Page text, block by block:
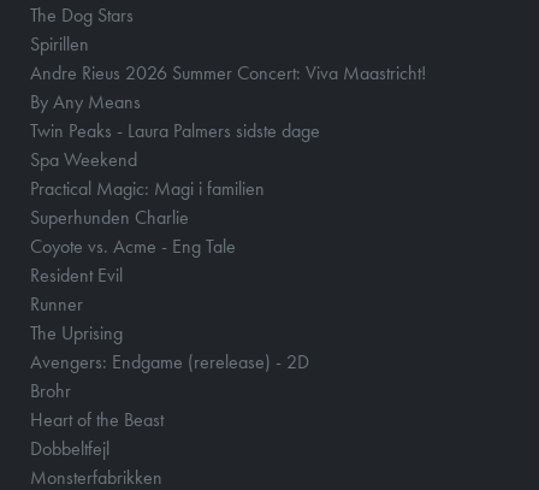
The Dog Stars
Spirillen
Andre Rieus 2026 Summer Concert: Viva Maastricht!
By Any Means
Twin Peaks - Laura Palmers sidste dage
Spa Weekend
Practical Magic: Magi i familien
Superhunden Charlie
Coyote vs. Acme - Eng Tale
Resident Evil
Runner
The Uprising
Avengers: Endgame (rerelease) - 2D
Brohr
Heart of the Beast
Dobbeltfejl
Monsterfabrikken